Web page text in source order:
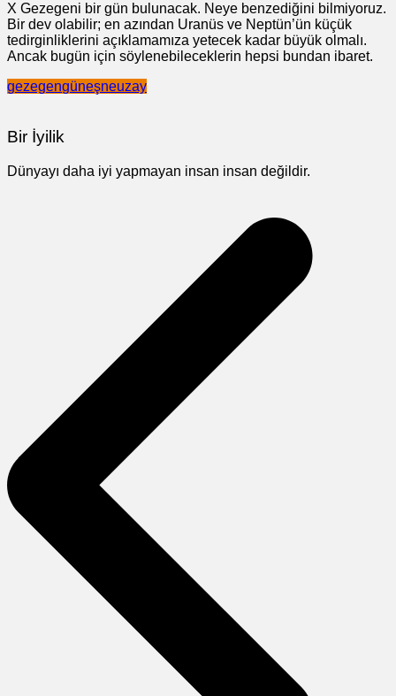
X Gezegeni bir gün bulunacak. Neye benzediğini bilmiyoruz.
Bir dev olabilir; en azından Uranüs ve Neptün’ün küçük
tedirginliklerini açıklamamıza yetecek kadar büyük olmalı.
Ancak bugün için söylenebileceklerin hepsi bundan ibaret.
gezegengüneşneuzay
Bir İyilik
Dünyayı daha iyi yapmayan insan insan değildir.